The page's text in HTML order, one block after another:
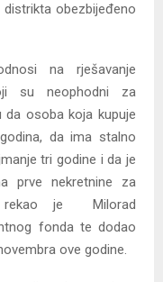
obezbijeđeno
na rješavanje
su neophodni za
da osoba koja kupuje
da ima stalno
tri godine i da je
prve nekretnine za
rekao je Milorad
fonda te dodao
ove godine.